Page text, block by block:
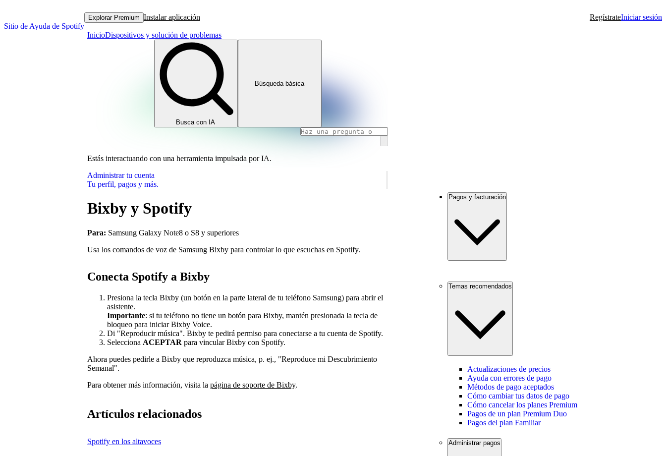
Sitio de Ayuda de Spotify
Explorar Premium Instalar aplicación RegístrateIniciar sesión
InicioDispositivos y solución de problemas
Busca con IA
Búsqueda básica
Estás interactuando con una herramienta impulsada por IA.
Administrar tu cuenta
Tu perfil, pagos y más.
Bixby y Spotify
Para: Samsung Galaxy Note8 o S8 y superiores
Usa los comandos de voz de Samsung Bixby para controlar lo que escuchas en Spotify.
Conecta Spotify a Bixby
Presiona la tecla Bixby (un botón en la parte lateral de tu teléfono Samsung) para abrir el
asistente.
Importante: si tu teléfono no tiene un botón para Bixby, mantén presionada la tecla de
bloqueo para iniciar Bixby Voice.
Di "Reproducir música". Bixby te pedirá permiso para conectarse a tu cuenta de Spotify.
Selecciona ACEPTAR para vincular Bixby con Spotify.
Ahora puedes pedirle a Bixby que reproduzca música, p. ej., "Reproduce mi Descubrimiento
Semanal".
Para obtener más información, visita la página de soporte de Bixby.
Artículos relacionados
Spotify en los altavoces
Pagos y facturación
Temas recomendados
Actualizaciones de precios
Ayuda con errores de pago
Métodos de pago aceptados
Cómo cambiar tus datos de pago
Cómo cancelar los planes Premium
Pagos de un plan Premium Duo
Pagos del plan Familiar
Administrar pagos